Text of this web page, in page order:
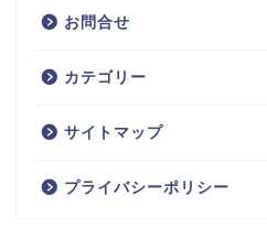
お問合せ
カテゴリー
サイトマップ
プライバシーポリシー